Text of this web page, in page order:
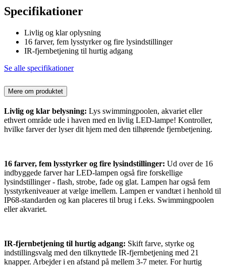
Specifikationer
Livlig og klar oplysning
16 farver, fem lysstyrker og fire lysindstillinger
IR-fjernbetjening til hurtig adgang
Se alle specifikationer
Mere om produktet
Livlig og klar belysning: Lys swimmingpoolen, akvariet eller
ethvert område ude i haven med en livlig LED-lampe! Kontroller,
hvilke farver der lyser dit hjem med den tilhørende fjernbetjening.
16 farver, fem lysstyrker og fire lysindstillinger: Ud over de 16
indbyggede farver har LED-lampen også fire forskellige
lysindstillinger - flash, strobe, fade og glat. Lampen har også fem
lysstyrkeniveauer at vælge imellem. Lampen er vandtæt i henhold til
IP68-standarden og kan placeres til brug i f.eks. Swimmingpoolen
eller akvariet.
IR-fjernbetjening til hurtig adgang: Skift farve, styrke og
indstillingsvalg med den tilknyttede IR-fjernbetjening med 21
knapper. Arbejder i en afstand på mellem 3-7 meter. For hurtig